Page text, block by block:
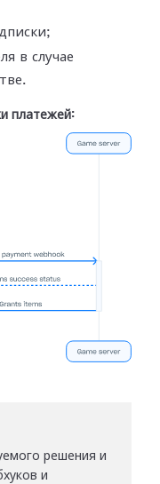
в случае
платежей:
решения и
и